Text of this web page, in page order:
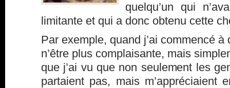
quelqu’un qui
limitante et qui a donc obtenu cette
Par exemple, quand j’ai commencé à
n’être plus complaisante, mais
que j’ai vu que non seulement les
partaient pas, mais m’appréciaient